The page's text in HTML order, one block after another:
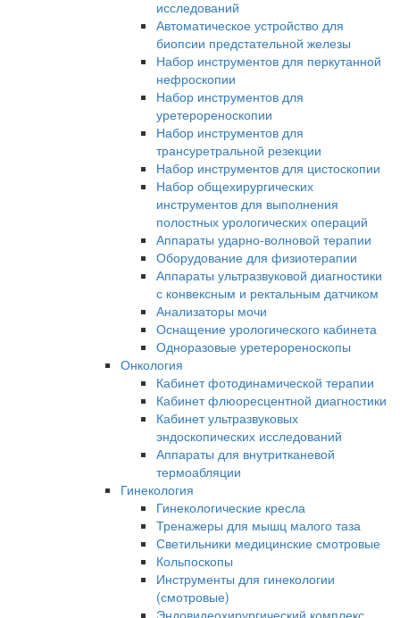
исследований
Автоматическое устройство для
биопсии предстательной железы
Набор инструментов для перкутанной
нефроскопии
Набор инструментов для
уретерореноскопии
Набор инструментов для
трансуретральной резекции
Набор инструментов для цистоскопии
Набор общехирургических
инструментов для выполнения
полостных урологических операций
Аппараты ударно-волновой терапии
Оборудование для физиотерапии
Аппараты ультразвуковой диагностики
с конвексным и ректальным датчиком
Анализаторы мочи
Оснащение урологического кабинета
Одноразовые уретерореноскопы
Онкология
Кабинет фотодинамической терапии
Кабинет флюоресцентной диагностики
Кабинет ультразвуковых
эндоскопических исследований
Аппараты для внутритканевой
термоабляции
Гинекология
Гинекологические кресла
Тренажеры для мышц малого таза
Светильники медицинские смотровые
Кольпоскопы
Инструменты для гинекологии
(смотровые)